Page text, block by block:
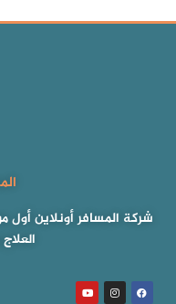
شركة المسافر أونلاين أول